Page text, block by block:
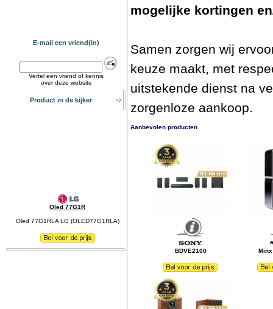
E-mail een vriend(in)
Vertel een vriend of kennis
over deze website
Product in de kijker
Oled 77G1R
Oled 77G1RLA LG (OLED77G1RLA)
mogelijke kortingen
Samen zorgen wij
keuze maakt, met
uitstekende dienst na
zorgenloze aankoop.
Aanbevolen producten
BDVE2100